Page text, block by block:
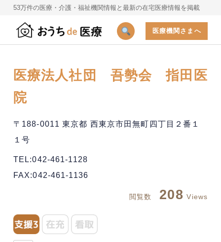
53万件の医療・介護・福祉機関情報と最新の在宅医療情報を掲載
医療機関さまへ
医療法人社団 吾勢会 指田医
院
〒188-0011 東京都 西東京市田無町四丁目２番１
１号
TEL:042-461-1128
FAX:042-461-1136
閲覧数 208 Views